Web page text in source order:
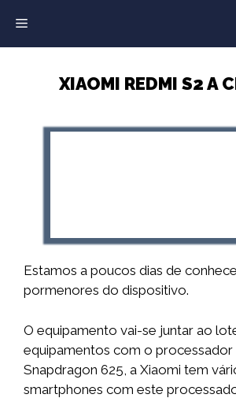
para
o
XIAOMI REDMI S2 A
Estamos a poucos dias de
pormenores do dispositivo.
O equipamento vai-se juntar ao
equipamentos com o processador
Snapdragon 625, a Xiaomi tem
smartphones com este